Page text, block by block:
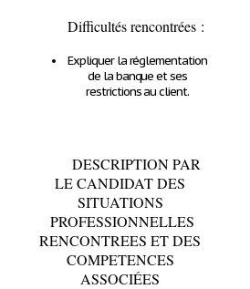
Difficultés rencontrées:
Expliquer la réglementation
de la banque et ses
restrictions au client.
DESCRIPTION PAR
LE CANDIDAT DES
SITUATIONS
PROFESSIONNELLES
RENCONTREES ET DES
COMPETENCES
ASSOCIÉES